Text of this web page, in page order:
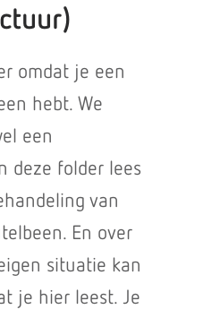
omdat je een
hebt. We
een
deze folder lees
van
En over
situatie kan
je hier leest. Je